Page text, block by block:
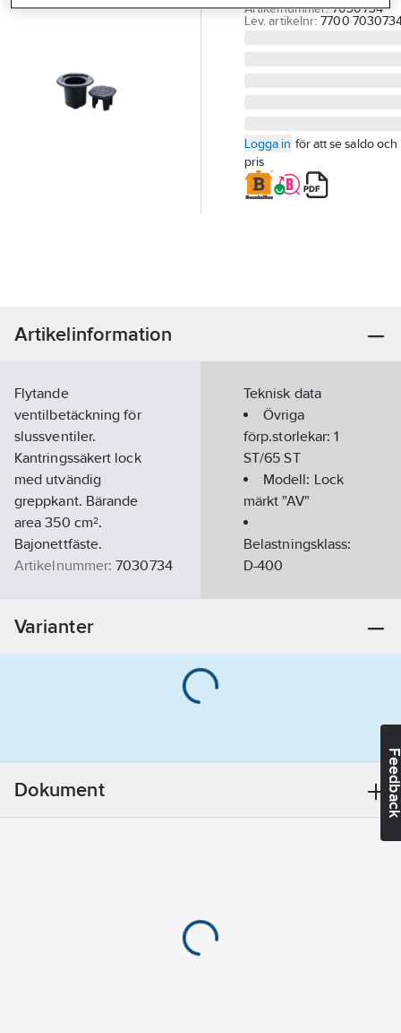
Artikelnummer: 7030734
Lev. artikelnr: 7700
Logga in för att se saldo och
pris
Artikelinformation
Flytande
ventilbetäckning för
slussventiler.
Kantringssäkert lock
med utvändig
greppkant. Bärande
area 350 cm².
Bajonettfäste.
Artikelnummer: 7030734
7700 7030734
Materialklass
Teknisk data
Övriga
förp.storlekar:1
ST/65 ST
Modell: Lock
märkt "AV"
Belastningsklass:
D-400
Varianter
Dokument